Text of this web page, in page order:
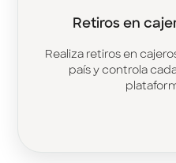
Retiros en
Realiza retiros en
país y controla